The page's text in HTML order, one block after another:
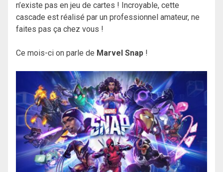
n’existe pas en jeu de cartes ! Incroyable, cette
cascade est réalisé par un professionnel amateur, ne
faites pas ça chez vous !
Ce mois-ci on parle de Marvel Snap !